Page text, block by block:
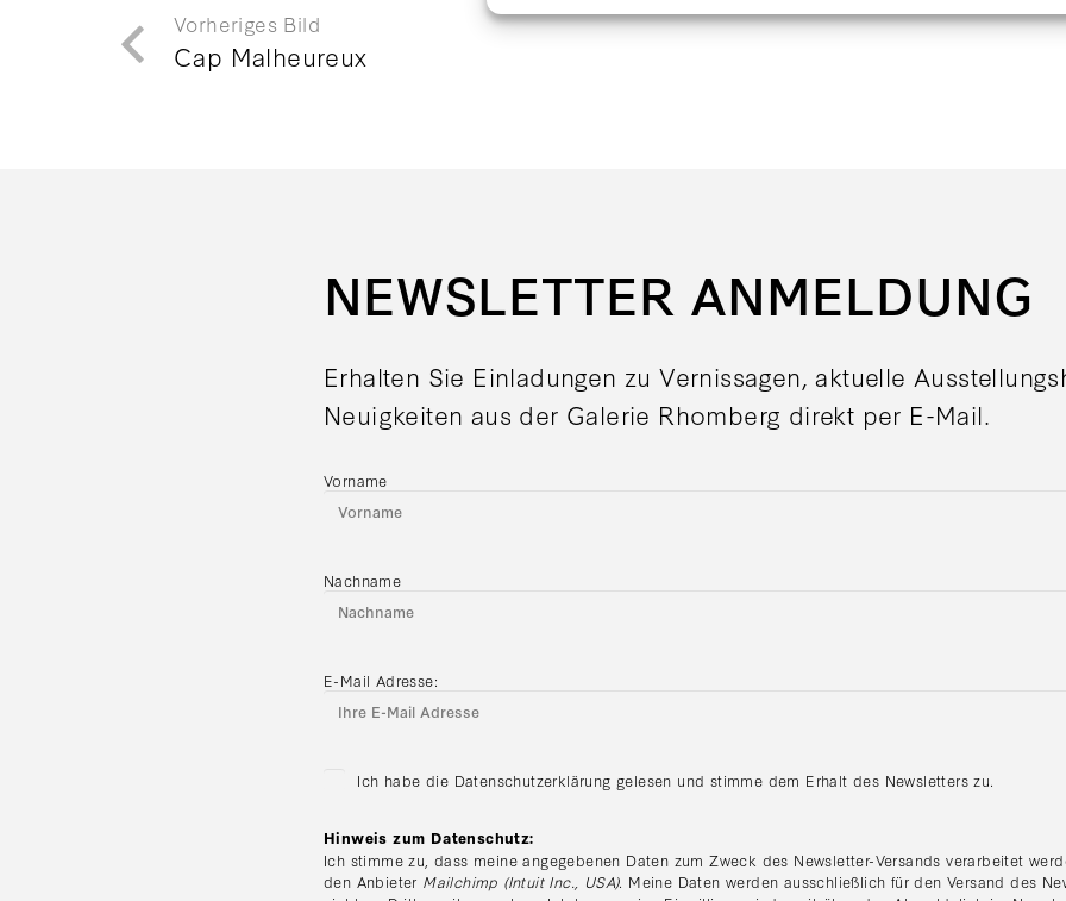
Vorheriges Bild
Cap Malheureux
NEWSLETTER ANMELDUNG
Erhalten Sie Einladungen zu Vernissagen, aktuelle
Neuigkeiten aus der Galerie Rhomberg direkt per E-Mail.
Vorname
Nachname
E-Mail Adresse:
Ich habe die Datenschutzerklärung gelesen und stimme dem Erhalt des Newsletters zu.
Hinweis zum Datenschutz:
Ich stimme zu, dass meine angegebenen Daten zum Zweck des Newsletter-Versands verarbeitet
den Anbieter Mailchimp (Intuit Inc., USA). Meine Daten werden ausschließlich für den Versand des